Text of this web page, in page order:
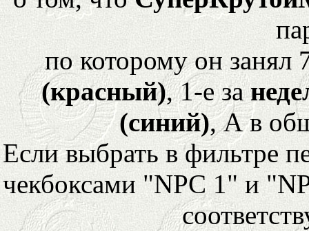
по которому он
(красный), 1-е за
(синий), А в
Если выбрать в фильтре
чекбоксами "NPC 1" и